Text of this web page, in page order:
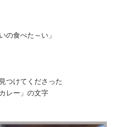
の食べた～い」
つけてくださった
レー」の文字